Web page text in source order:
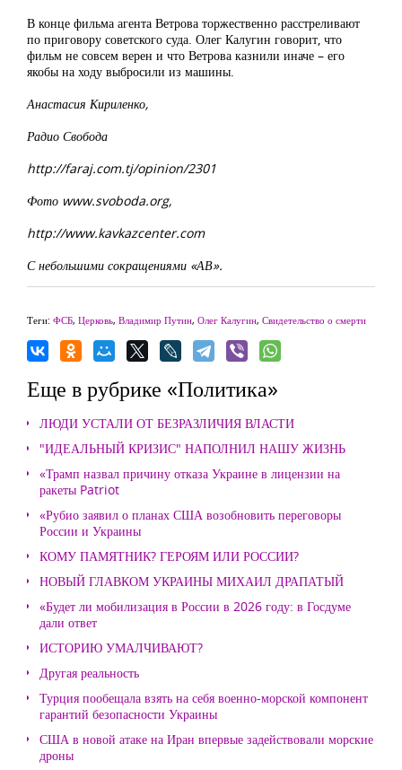
В конце фильма агента Ветрова торжественно расстреливают
по приговору советского суда. Олег Калугин говорит, что
фильм не совсем верен и что Ветрова казнили иначе – его
якобы на ходу выбросили из машины.
Анастасия Кириленко,
Радио Свобода
http://faraj.com.tj/opinion/2301
Фото www.svoboda.org,
http://www.kavkazcenter.com
С небольшими сокращениями «АВ».
Теги: ФСБ, Церковь, Владимир Путин, Олег Калугин, Свидетельство о смерти
Еще в рубрике «Политика»
ЛЮДИ УСТАЛИ ОТ БЕЗРАЗЛИЧИЯ ВЛАСТИ
"ИДЕАЛЬНЫЙ КРИЗИС" НАПОЛНИЛ НАШУ ЖИЗНЬ
«Трамп назвал причину отказа Украине в лицензии на
ракеты Patriot
«Рубио заявил о планах США возобновить переговоры
России и Украины
КОМУ ПАМЯТНИК? ГЕРОЯМ ИЛИ РОССИИ?
НОВЫЙ ГЛАВКОМ УКРАИНЫ МИХАИЛ ДРАПАТЫЙ
«Будет ли мобилизация в России в 2026 году: в Госдуме
дали ответ
ИСТОРИЮ УМАЛЧИВАЮТ?
Другая реальность
Турция пообещала взять на себя военно-морской компонент
гарантий безопасности Украины
США в новой атаке на Иран впервые задействовали морские
дроны